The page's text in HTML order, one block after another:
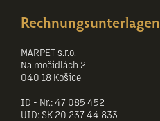
Rechnungsunterlagen
MARPET s.r.o.
Na močidlách 2
040 18 Košice
ID - Nr.: 47 085 452
UID: SK 20 237 44 833